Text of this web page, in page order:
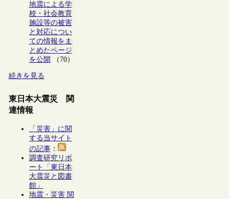
地震による学
校・社会教育
施設等の被害
と対応につい
ての情報をま
とめたページ
を公開
（70）
続きを見る
東日本大震災 関
連情報
「災害」に関
する当サイト
の記事：
調査研究リポ
ート「東日本
大震災と図書
館」
地震・災害 関